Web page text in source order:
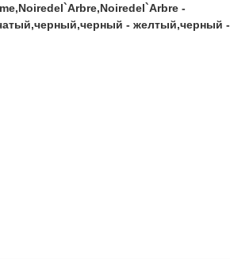
-
- желтый,черный -